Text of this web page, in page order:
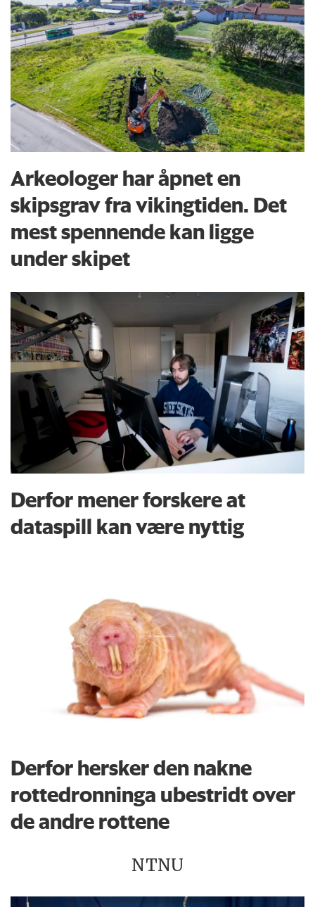
Arkeologer har åpnet en
skipsgrav fra vikingtiden. Det
mest spennende kan ligge
under skipet
Derfor mener forskere at
dataspill kan være nyttig
Derfor hersker den nakne
rottedronninga ubestridt over
de andre rottene
NTNU